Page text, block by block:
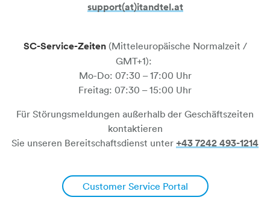
support(at)itandtel.at
SC-Service-Zeiten(Mitteleuropäische Normalzeit /
GMT+1):
Mo-Do: 07:30 – 17:00 Uhr
Freitag: 07:30 – 15:00 Uhr
Für Störungsmeldungen außerhalb der Geschäftszeiten
kontaktieren
Sie unseren Bereitschaftsdienst unter +43 7242 493-1214
Customer Service Portal​​​​​​​